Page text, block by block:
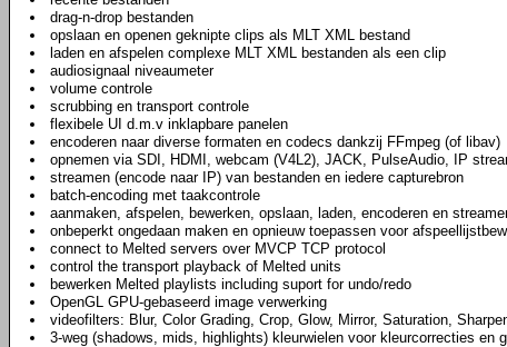
drag-n-drop bestanden
opslaan en openen geknipte clips als MLT XML bestand
laden en afspelen complexe MLT XML bestanden als een clip
audiosignaal niveaumeter
volume controle
scrubbing en transport controle
flexibele UI d.m.v inklapbare panelen
encoderen naar diverse formaten en codecs dankzij FFmpeg (of libav)
opnemen via SDI, HDMI, webcam (V4L2), JACK, PulseAudio, IP
streamen (encode naar IP) van bestanden en iedere capturebron
batch-encoding met taakcontrole
aanmaken, afspelen, bewerken, opslaan, laden, encoderen en
onbeperkt ongedaan maken en opnieuw toepassen voor
connect to Melted servers over MVCP TCP protocol
control the transport playback of Melted units
bewerken Melted playlists including suport for undo/redo
OpenGL GPU-gebaseerd image verwerking
videofilters: Blur, Color Grading, Crop, Glow, Mirror, Saturation,
3-weg (shadows, mids, highlights) kleurwielen voor kleurcorrecties en